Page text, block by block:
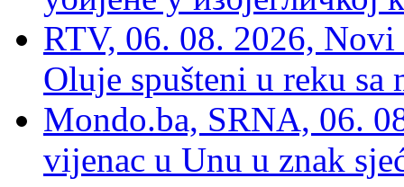
RTV, 06. 08. 2026, Novi
Oluje spušteni u reku sa
Mondo.ba, SRNA, 06.
vijenac u Unu u znak